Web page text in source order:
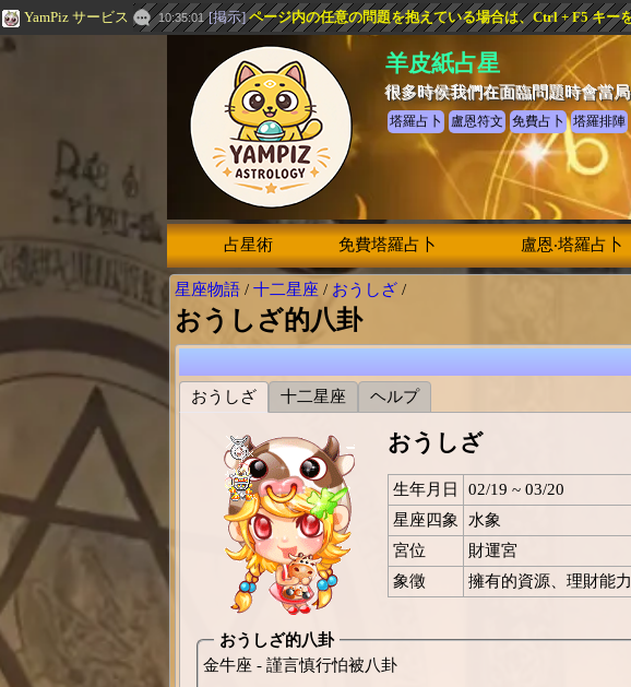
YamPiz サービス 10:35:01 [掲示]ページ内の任意の問題を抱えている場合は、Ctrl + F5 キー
羊皮紙占星
很多時侯我們在面臨問題時會當
塔羅占卜 盧恩符文 免費占卜 塔羅排陣
占星術 免費塔羅占卜 盧恩‧塔羅占卜
星座物語/ 十二星座 / おうしざ/
おうしざ的八卦
おうしざ 十二星座 ヘルプ
おうしざ
生年月日
02/19 ~ 03/20
星座四象
水象
宮位
財運宮
象徵
擁有的資源、理財能
おうしざ的八卦
金牛座 - 謹言慎行怕被八卦